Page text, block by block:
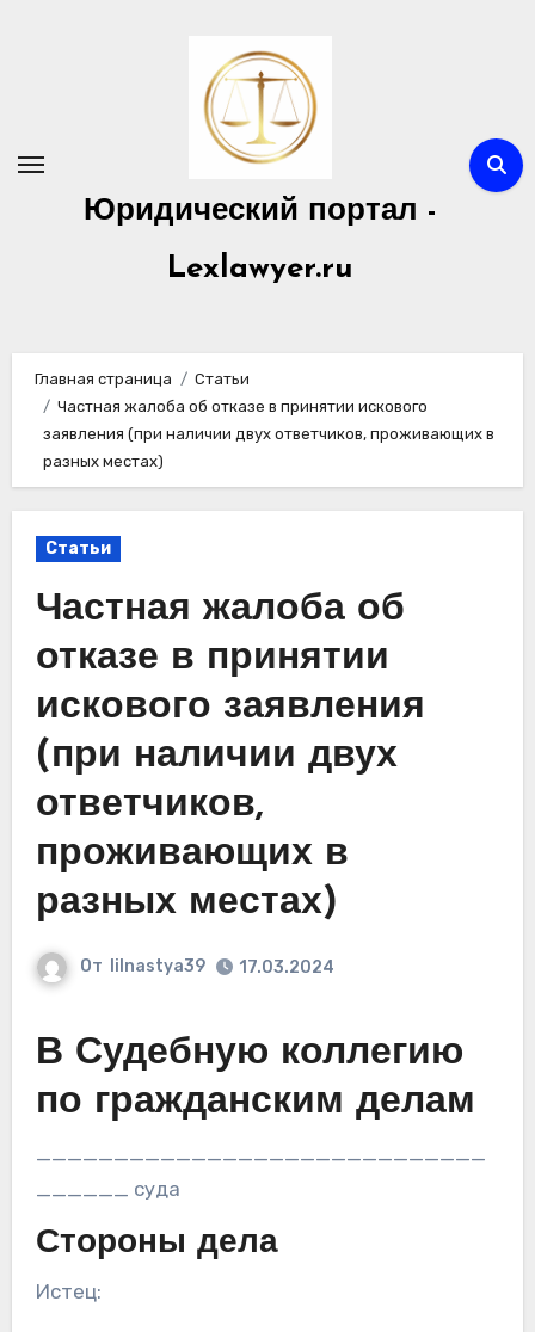
Юридический портал -
Lexlawyer.ru
Главная страница
Статьи
Частная жалоба об отказе в принятии искового
заявления (при наличии двух ответчиков, проживающих в
разных местах)
Статьи
Частная жалоба об
отказе в принятии
искового заявления
(при наличии двух
ответчиков,
проживающих в
разных местах)
От lilnastya39 17.03.2024
В Судебную коллегию
по гражданским делам
_____________________________
______ суда
Стороны дела
Истец: